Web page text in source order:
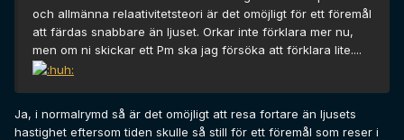
och allmänna relaativitetsteori är det omöjligt för ett föremål
att färdas snabbare än ljuset. Orkar inte förklara mer nu,
men om ni skickar ett Pm ska jag försöka att förklara lite....
Ja, i normalrymd så är det omöjligt att resa fortare än ljusets
hastighet eftersom tiden skulle så still för ett föremål som reser i